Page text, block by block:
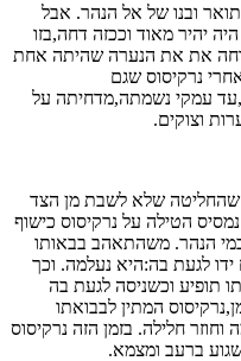
תואר ובנו של אל הנהר. אבל
יהיר מאוד וככזה דחה,בזו
את את הנערה שהיתה אחת
נרקיסוס שגם
עמקי נשמתה,מדחיתה על
וצוקים.
שהחליטה שלא לשבת מן הצד
הטילה על נרקיסוס כישוף
הנהר. משהתאהב בבאותו
לגעת בה:היא נעלמה. וכך
תופיע וכשניסה לגעת בה
המתין לבבואתו
חלילה. בזמן הזה נרקיסוס
ברעב ומצמא.